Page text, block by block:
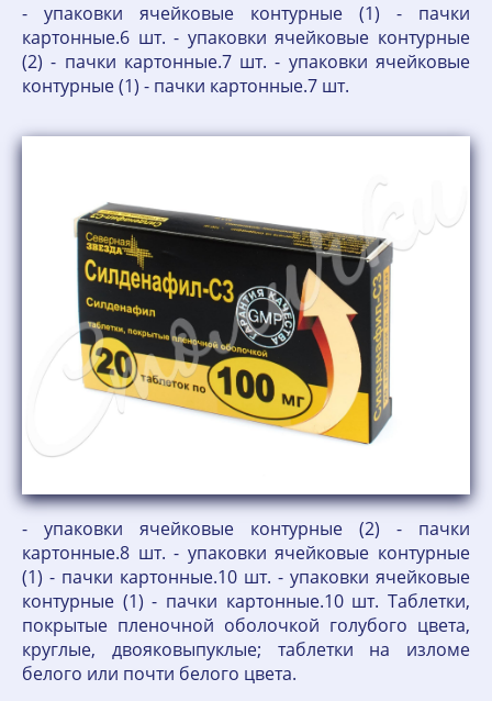
- упаковки ячейковые контурные (1) - пачки
картонные.6 шт. - упаковки ячейковые контурные
(2) - пачки картонные.7 шт. - упаковки ячейковые
контурные (1) - пачки картонные.7 шт.
- упаковки ячейковые контурные (2) - пачки
картонные.8 шт. - упаковки ячейковые контурные
(1) - пачки картонные.10 шт. - упаковки ячейковые
контурные (1) - пачки картонные.10 шт. Таблетки,
покрытые пленочной оболочкой голубого цвета,
круглые, двояковыпуклые; таблетки на изломе
белого или почти белого цвета.